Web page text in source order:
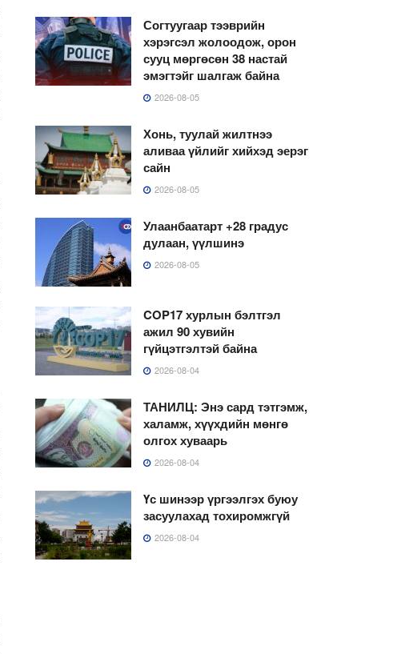
Согтуугаар тээврийн
хэрэгсэл жолоодож, орон
сууц мөргөсөн 38 настай
эмэгтэйг шалгаж байна
2026-08-05
Хонь, туулай жилтнээ
аливаа үйлийг хийхэд эерэг
сайн
2026-08-05
Улаанбаатарт +28 градус
дулаан, үүлшинэ
2026-08-05
COP17 хурлын бэлтгэл
ажил 90 хувийн
гүйцэтгэлтэй байна
2026-08-04
ТАНИЛЦ: Энэ сард тэтгэмж,
халамж, хүүхдийн мөнгө
олгох хуваарь
2026-08-04
Үс шинээр үргээлгэх буюу
засуулахад тохиромжгүй
2026-08-04